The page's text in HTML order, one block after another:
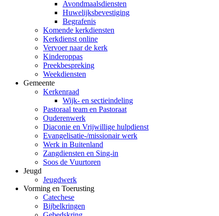
Avondmaalsdiensten
Huwelijksbevestiging
Begrafenis
Komende kerkdiensten
Kerkdienst online
Vervoer naar de kerk
Kinderoppas
Preekbespreking
Weekdiensten
Gemeente
Kerkenraad
Wijk- en sectieindeling
Pastoraal team en Pastoraat
Ouderenwerk
Diaconie en Vrijwillige hulpdienst
Evangelisatie-/missionair werk
Werk in Buitenland
Zangdiensten en Sing-in
Soos de Vuurtoren
Jeugd
Jeugdwerk
Vorming en Toerusting
Catechese
Bijbelkringen